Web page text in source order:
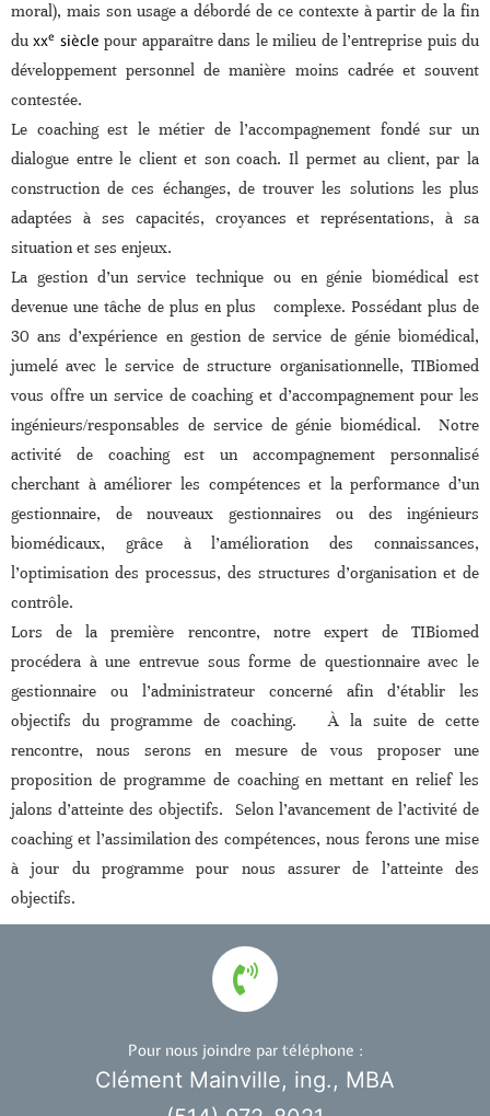
moral), mais son usage a débordé de ce contexte à partir de la fin
duxxe siècle pour apparaître dans le milieu de l’entreprise puis du
développement personnel de manière moins cadrée et souvent
contestée.
Le coaching est le métier de l’accompagnement fondé sur un
dialogue entre le client et son coach. Il permet au client, par la
construction de ces échanges, de trouver les solutions les plus
adaptées à ses capacités, croyances et représentations, à sa
situation et ses enjeux.
La gestion d’un service technique ou en génie biomédical est
devenue une tâche de plus en plus complexe. Possédant plus de
30 ans d’expérience en gestion de service de génie biomédical,
jumelé avec le service de structure organisationnelle, TIBiomed
vous offre un service de coaching et d’accompagnement pour les
ingénieurs/responsables de service de génie biomédical. Notre
activité de coaching est un accompagnement personnalisé
cherchant à améliorer les compétences et la performance d’un
gestionnaire, de nouveaux gestionnaires ou des ingénieurs
biomédicaux, grâce à l’amélioration des connaissances,
l’optimisation des processus, des structures d’organisation et de
contrôle.
Lors de la première rencontre, notre expert de TIBiomed
procédera à une entrevue sous forme de questionnaire avec le
gestionnaire ou l’administrateur concerné afin d’établir les
objectifs du programme de coaching. À la suite de cette
rencontre, nous serons en mesure de vous proposer une
proposition de programme de coaching en mettant en relief les
jalons d’atteinte des objectifs. Selon l’avancement de l’activité de
coaching et l’assimilation des compétences, nous ferons une mise
à jour du programme pour nous assurer de l’atteinte des
objectifs.
Pour nous joindre par téléphone :
Clément Mainville, ing., MBA